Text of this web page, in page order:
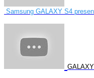
Samsung GALAXY S4